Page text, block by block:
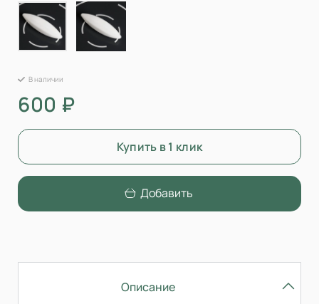
В наличии
600 ₽
Купить в 1 клик
Добавить
Описание